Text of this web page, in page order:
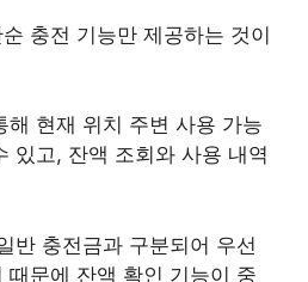
충전 기능만 제공하는 것이
해 현재 위치 주변 사용 가능
있고, 잔액 조회와 사용 내역
반 충전금과 구분되어 우선
때문에 잔액 확인 기능이 중